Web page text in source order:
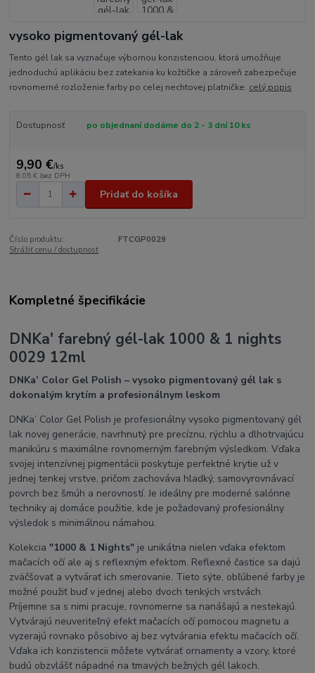
vysoko pigmentovaný gél-lak
Tento gél lak sa vyznačuje výbornou konzistenciou, ktorá umožňuje
jednoduchú aplikáciu bez zatekania ku kožtičke a zároveň zabezpečuje
rovnomerné rozloženie farby po celej nechtovej platničke. celý popis
Dostupnosť po objednaní dodáme do 2 - 3 dní 10 ks
9,90 €/ks
8,05 € bez DPH
Pridať do košíka
Číslo produktu:
FTCGP0029
Strážiť cenu / dostupnosť
Kompletné špecifikácie
DNKa' farebný gél-lak 1000 & 1 nights
0029 12ml
DNKa’ Color Gel Polish – vysoko pigmentovaný gél lak s
dokonalým krytím a profesionálnym leskom
DNKa’ Color Gel Polish je profesionálny vysoko pigmentovaný gél
lak novej generácie, navrhnutý pre precíznu, rýchlu a dlhotrvajúcu
manikúru s maximálne rovnomerným farebným výsledkom. Vďaka
svojej intenzívnej pigmentácii poskytuje perfektné krytie už v
jednej tenkej vrstve, pričom zachováva hladký, samovyrovnávací
povrch bez šmúh a nerovností. Je ideálny pre moderné salónne
techniky aj domáce použitie, kde je požadovaný profesionálny
výsledok s minimálnou námahou.
Kolekcia"1000 & 1 Nights" je unikátna nielen vďaka efektom
mačacích očí ale aj s reflexným efektom. Reflexné častice sa dajú
zväčšovať a vytvárať ich smerovanie. Tieto sýte, obľúbené farby je
možné použiť buď v jednej alebo dvoch tenkých vrstvách.
Príjemne sa s nimi pracuje, rovnomerne sa nanášajú a nestekajú.
Vytvárajú neuveriteľný efekt mačacích očí pomocou magnetu a
vyzerajú rovnako pôsobivo aj bez vytvárania efektu mačacích očí.
Vďaka ich konzistencii môžete vytvárať ornamenty a vzory, ktoré
budú obzvlášť nápadné na tmavých bežných gél lakoch.